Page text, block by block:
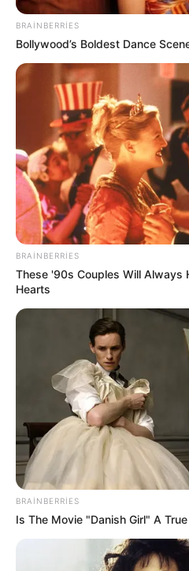
14:27 / 06 Avqust 2026
Prezidentdən AZAL-la
53
BRAINBERRIES
Bollywood’s Boldest Dance
BRAINBERRIES
These '90s Couples Will Always
Hearts
BRAINBERRIES
Is The Movie "Danish Girl" A